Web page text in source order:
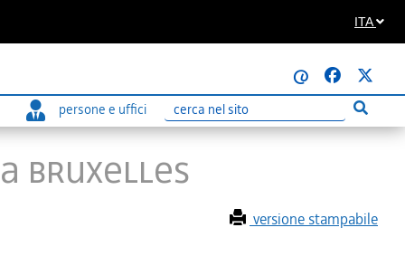
ITA
@
persone e uffici
Ricerca Esegui
BRUXELLES
versione stampabile